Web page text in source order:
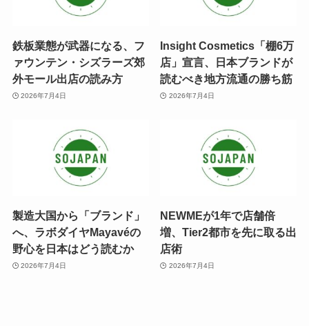
鉄板業態が武器になる、フ
ァウンテン・シズラーズ郊
外モール出店の読み方
2026年7月4日
Insight Cosmetics「棚6万
店」宣言、日本ブランドが
読むべき地方流通の勝ち筋
2026年7月4日
製造大国から「ブランド」
へ、ラボダイヤMayavéの
野心を日本はどう読むか
2026年7月4日
NEWMEが1年で店舗倍
増、Tier2都市を先に取る出
店術
2026年7月4日